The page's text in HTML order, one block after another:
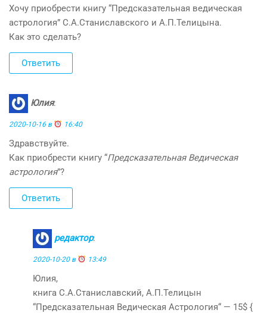
Хочу приобрести книгу “Предсказательная ведическая
астрология” С.А.Станиславского и А.П.Телицына.
Как это сделать?
Ответить
Юлия:
2020-10-16 в 16:40
Здравствуйте.
Как приобрести книгу “Предсказательная Ведическая
астрология”?
Ответить
редактор:
2020-10-20 в 13:49
Юлия,
книга С.А.Станиславский, А.П.Телицын
“Предсказательная Ведическая Астрология“ — 15$ {